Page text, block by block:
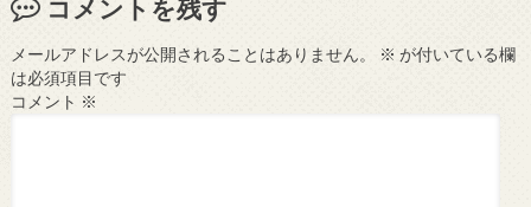
コメントを残す
メールアドレスが公開されることはありません。 ※ が付いている欄
は必須項目です
コメント ※